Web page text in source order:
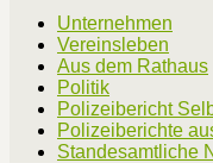
Unternehmen
Vereinsleben
Aus dem Rathaus
Politik
Polizeibericht
Polizeiberichte
Standesamtliche